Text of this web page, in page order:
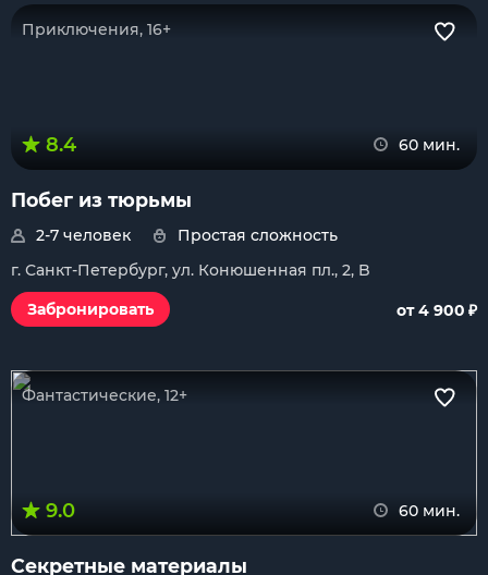
Приключения, 16+
8.4 60 мин.
Побег из тюрьмы
2-7 человек
Простая сложность
г. Санкт-Петербург, ул. Конюшенная пл., 2, B
Забронировать
от 4 900 ₽
Фантастические, 12+
9.0 60 мин.
Секретные материалы